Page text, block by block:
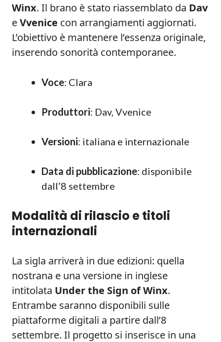
Winx. Il brano è stato riassemblato da Dav
eVvenice con arrangiamenti aggiornati.
L’obiettivo è mantenere l’essenza originale,
inserendo sonorità contemporanee.
Voce: Clara
Produttori: Dav, Vvenice
Versioni: italiana e internazionale
Data di pubblicazione: disponibile
dall’8 settembre
Modalità di rilascio e titoli
internazionali
La sigla arriverà in due edizioni: quella
nostrana e una versione in inglese
intitolata Under the Sign of Winx.
Entrambe saranno disponibili sulle
piattaforme digitali a partire dall’8
settembre. Il progetto si inserisce in una